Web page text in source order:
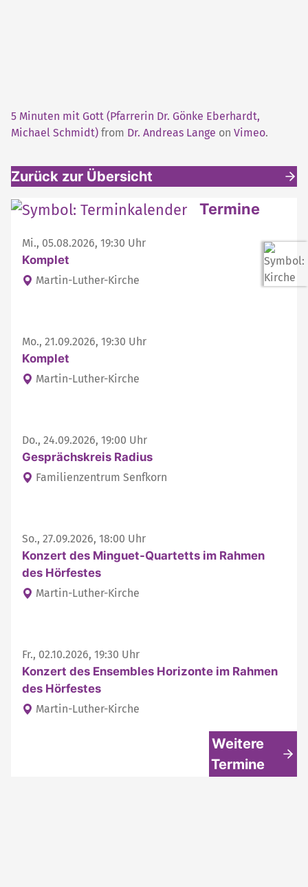
5 Minuten mit Gott (Pfarrerin Dr. Gönke Eberhardt,
Michael Schmidt) from Dr. Andreas Lange on Vimeo.
Zurück zur Übersicht
Weitere interessante Inhalte Termine
Mi., 05.08.2026, 19:30 Uhr
Komplet
Martin-Luther-Kirche
Mo., 21.09.2026, 19:30 Uhr
Komplet
Martin-Luther-Kirche
Do., 24.09.2026, 19:00 Uhr
Gesprächskreis Radius
Familienzentrum Senfkorn
So., 27.09.2026, 18:00 Uhr
Konzert des Minguet-Quartetts im Rahmen
des Hörfestes
Martin-Luther-Kirche
Fr., 02.10.2026, 19:30 Uhr
Konzert des Ensembles Horizonte im Rahmen
des Hörfestes
Martin-Luther-Kirche
Weitere
Termine